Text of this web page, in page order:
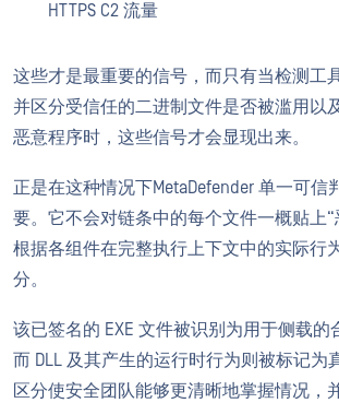
HTTPS C2 流量
这些才是最重要的信号，而只有当检测工
并区分受信任的二进制文件是否被滥用以
恶意程序时，这些信号才会显现出来。
正是在这种情况下MetaDefender 单一可信
要。它不会对链条中的每个文件一概贴上
根据各组件在完整执行上下文中的实际行
分。
该已签名的 EXE 文件被识别为用于侧载的
而 DLL 及其产生的运行时行为则被标记为
区分使安全团队能够更清晰地掌握情况，